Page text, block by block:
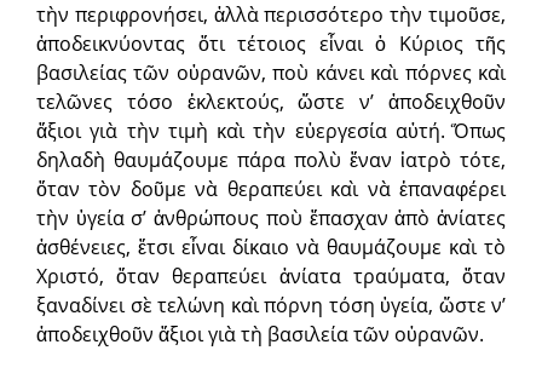
τὴν περιφρονήσει, ἀλλὰ περισσότερο τὴν τιμοῦσε,
ἀποδεικνύοντας ὅτι τέτοιος εἶναι ὁ Κύριος τῆς
βασιλείας τῶν οὐρανῶν, ποὺ κάνει καὶ πόρνες καὶ
τελῶνες τόσο ἐκλεκτούς, ὥστε ν’ ἀποδειχθοῦν
ἄξιοι γιὰ τὴν τιμὴ καὶ τὴν εὐεργεσία αὐτή. Ὅπως
δηλαδὴ θαυμάζουμε πάρα πολὺ ἕναν ἰατρὸ τότε,
ὅταν τὸν δοῦμε νὰ θεραπεύει καὶ νὰ ἐπαναφέρει
τὴν ὑγεία σ’ ἀνθρώπους ποὺ ἔπασχαν ἀπὸ ἀνίατες
ἀσθένειες, ἔτσι εἶναι δίκαιο νὰ θαυμάζουμε καὶ τὸ
Χριστό, ὅταν θεραπεύει ἀνίατα τραύματα, ὅταν
ξαναδίνει σὲ τελώνη καὶ πόρνη τόση ὑγεία, ὥστε ν’
ἀποδειχθοῦν ἄξιοι γιὰ τὴ βασιλεία τῶν οὐρανῶν.